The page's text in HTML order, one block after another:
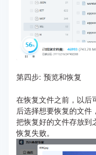
第四步: 预览和恢复
在恢复文件之前，以后
后选择想要恢复的文件
把恢复好的文件存放到
恢复失败。